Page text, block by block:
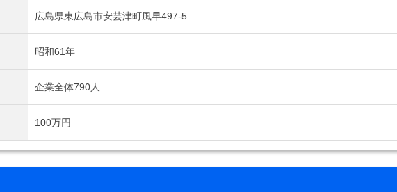
広島県東広島市安芸津町風早497-5
昭和61年
企業全体790人
100万円